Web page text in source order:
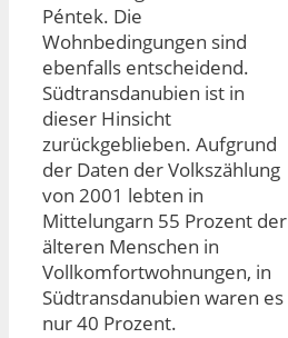
Péntek. Die
Wohnbedingungen sind
ebenfalls entscheidend.
Südtransdanubien ist in
dieser Hinsicht
zurückgeblieben. Aufgrund
der Daten der Volkszählung
von 2001 lebten in
Mittelungarn 55 Prozent der
älteren Menschen in
Vollkomfortwohnungen, in
Südtransdanubien waren es
nur 40 Prozent.